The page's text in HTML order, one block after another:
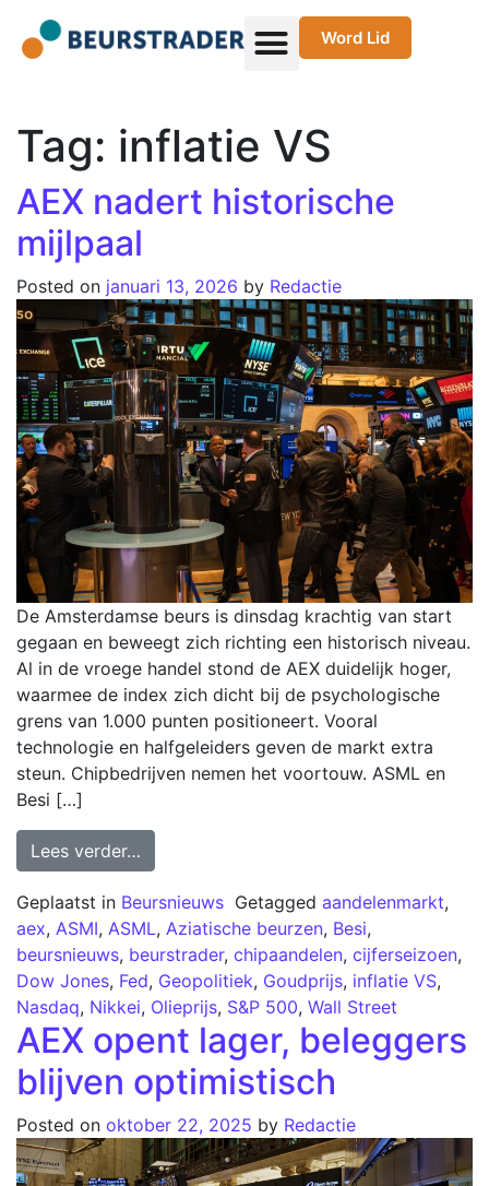
Word Lid
Tag: inflatie VS
AEX nadert historische
mijlpaal
Posted on januari 13, 2026 by Redactie
De Amsterdamse beurs is dinsdag krachtig van start
gegaan en beweegt zich richting een historisch niveau.
Al in de vroege handel stond de AEX duidelijk hoger,
waarmee de index zich dicht bij de psychologische
grens van 1.000 punten positioneert. Vooral
technologie en halfgeleiders geven de markt extra
steun. Chipbedrijven nemen het voortouw. ASML en
Besi […]
Lees verder…
Geplaatst in Beursnieuws Getagged aandelenmarkt,
aex, ASMI, ASML, Aziatische beurzen, Besi,
beursnieuws, beurstrader, chipaandelen, cijferseizoen,
Dow Jones, Fed, Geopolitiek, Goudprijs, inflatie VS,
Nasdaq, Nikkei, Olieprijs, S&P 500, Wall Street
AEX opent lager, beleggers
blijven optimistisch
Posted on oktober 22, 2025 by Redactie